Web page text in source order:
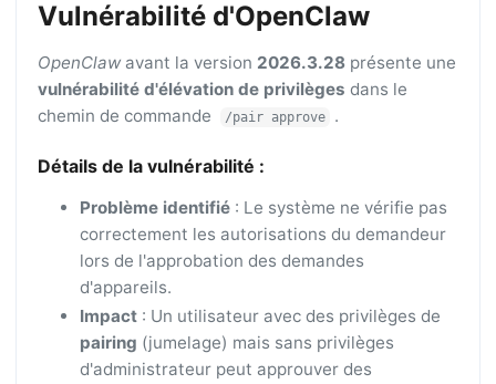
Vulnérabilité d'OpenClaw
OpenClaw avant la version 2026.3.28 présente une
vulnérabilité d'élévation de privilèges dans le
chemin de commande
/pair approve .
Détails de la vulnérabilité :
Problème identifié: Le système ne vérifie pas
correctement les autorisations du demandeur
lors de l'approbation des demandes
d'appareils.
Impact: Un utilisateur avec des privilèges de
pairing (jumelage) mais sans privilèges
d'administrateur peut approuver des